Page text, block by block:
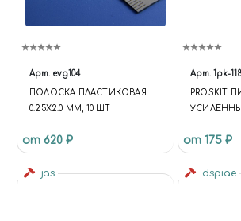
Арт. evg104
ПОЛОСКА ПЛАСТИКОВАЯ
0.25Х2.0 ММ, 10 ШТ
от 620 ₽
Арт. 1pk-
PROSKIT
от 175 ₽
jas dspiae